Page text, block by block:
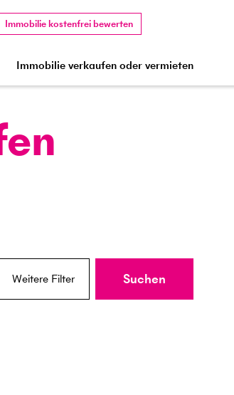
Immobilie kostenfrei bewerten
Immobilie verkaufen oder vermieten
Weitere Filter Suchen